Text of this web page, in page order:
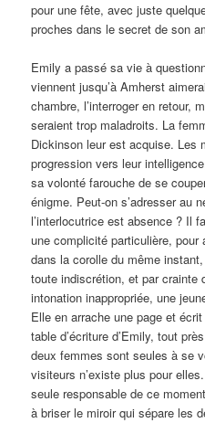
pour une fête, avec juste
proches dans le secret de son
Emily a passé sa vie à
viennent jusqu’à Amherst
chambre, l’interroger en retour,
seraient trop maladroits. La
Dickinson leur est acquise. Les
progression vers leur
sa volonté farouche de se
énigme. Peut-on s’adresser au
l’interlocutrice est absence ? Il
une complicité particulière,
dans la corolle du même
toute indiscrétion, et par crainte
intonation inappropriée, une
Elle en arrache une page et
table d’écriture d’Emily, tout
deux femmes sont seules à se
visiteurs n’existe plus pour
seule responsable de ce
à briser le miroir qui sépare les